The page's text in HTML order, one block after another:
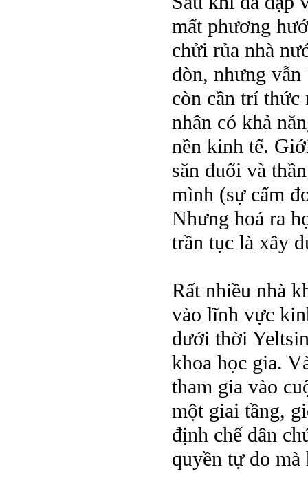
mất phương
chửi rủa nhà
đòn, nhưng
còn cần trí thức
nhân có khả
nền kinh tế.
săn đuổi và
mình (sự cấm
Nhưng hoá ra
trần tục là xây
Rất nhiều nhà
vào lĩnh vực
dưới thời
khoa học gia.
tham gia vào
một giai tầng,
định chế dân
quyền tự do mà